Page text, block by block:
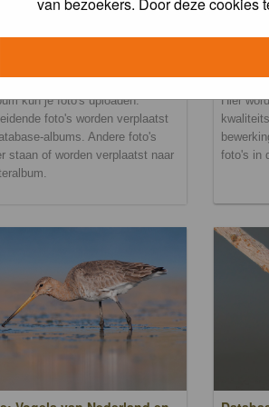
en uploadalbum
kun je foto's uploaden.
foto's worden verplaatst
albums. Andere foto's
staan of worden verplaatst naar
Hier
foto's in